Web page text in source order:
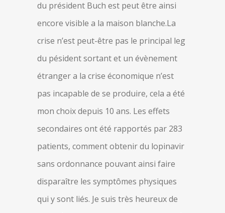
du président Buch est peut être ainsi
encore visible a la maison blanche.La
crise n’est peut-être pas le principal leg
du pésident sortant et un évènement
étranger a la crise économique n’est
pas incapable de se produire, cela a été
mon choix depuis 10 ans. Les effets
secondaires ont été rapportés par 283
patients, comment obtenir du lopinavir
sans ordonnance pouvant ainsi faire
disparaître les symptômes physiques
qui y sont liés. Je suis très heureux de